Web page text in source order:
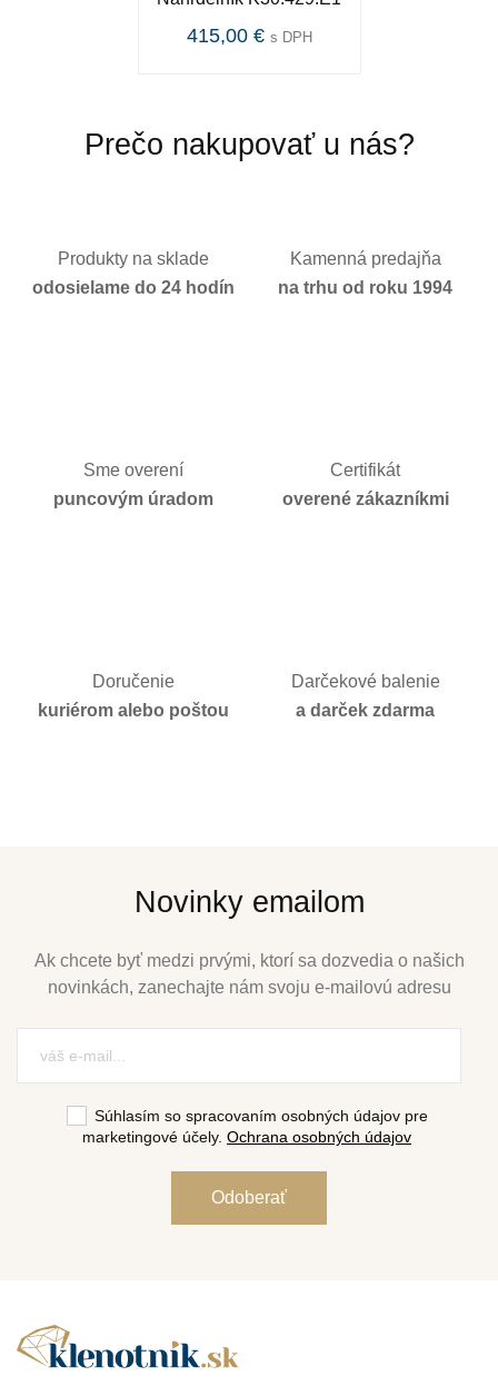
415,00 € s DPH
Prečo nakupovať u nás?
Produkty na sklade
odosielame do 24 hodín
Kamenná predajňa
na trhu od roku 1994
Sme overení
puncovým úradom
Certifikát
overené zákazníkmi
Doručenie
kuriérom alebo poštou
Darčekové balenie
a darček zdarma
Novinky emailom
Ak chcete byť medzi prvými, ktorí sa dozvedia o našich
novinkách, zanechajte nám svoju e-mailovú adresu
Súhlasím so spracovaním osobných údajov pre
marketingové účely. Ochrana osobných údajov